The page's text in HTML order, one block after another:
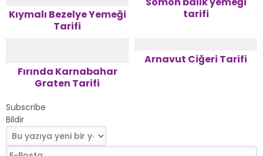
Kıymalı Bezelye Yemeği
Tarifi
tarifi
Fırında Karnabahar
Graten Tarifi
Arnavut Ciğeri Tarifi
Subscribe
Bildir